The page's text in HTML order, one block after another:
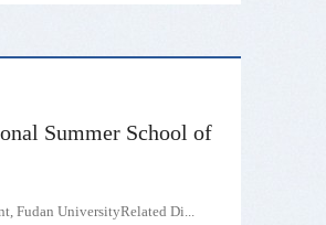
Summer School of
Fudan UniversityRelated Di...